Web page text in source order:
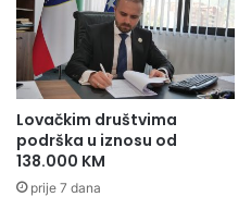
Lovačkim društvima
podrška u iznosu od
138.000 KM
prije 7 dana